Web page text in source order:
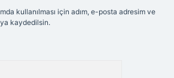
kullanılması için adım, e-posta adresim ve
kaydedilsin.